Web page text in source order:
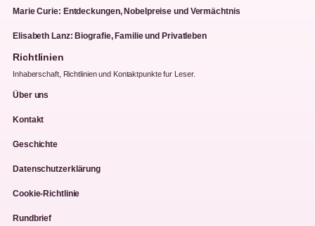
Marie Curie: Entdeckungen, Nobelpreise und Vermächtnis
Elisabeth Lanz: Biografie, Familie und Privatleben
Richtlinien
Inhaberschaft, Richtlinien und Kontaktpunkte fur Leser.
Über uns
Kontakt
Geschichte
Datenschutzerklärung
Cookie-Richtlinie
Rundbrief